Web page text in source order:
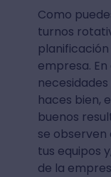
Como
turnos
empresa.
haces bien,
buenos
se
tus equipos
de la